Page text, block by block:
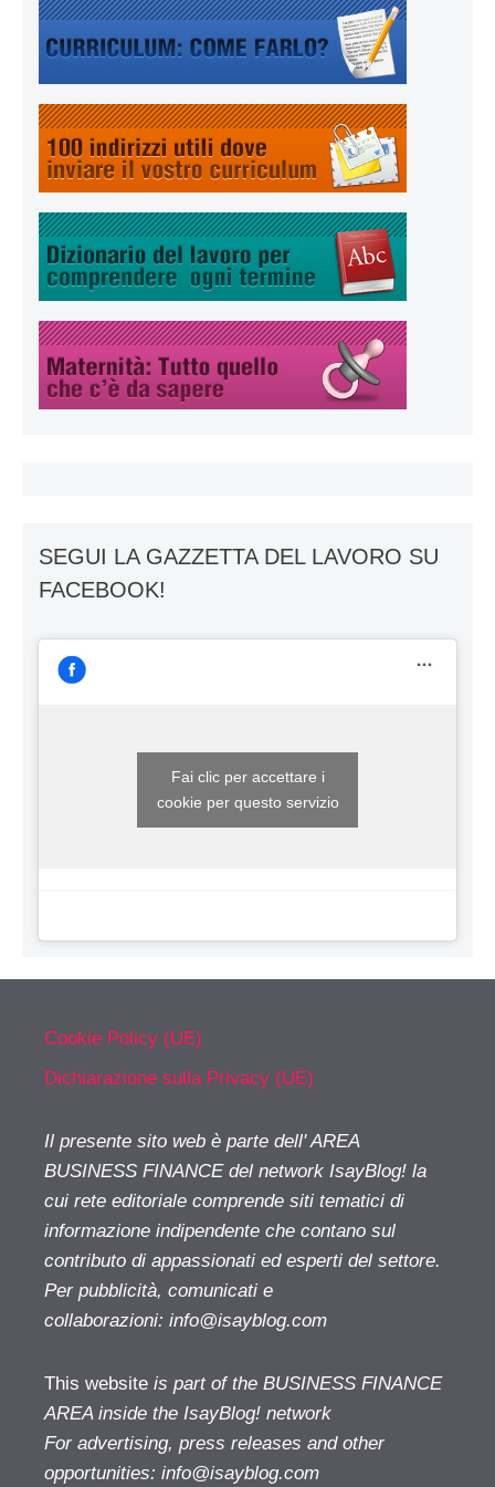
SEGUI LA GAZZETTA DEL LAVORO SU
FACEBOOK!
Fai clic per accettare i
cookie per questo servizio
Cookie Policy (UE)
Dichiarazione sulla Privacy (UE)
Il presente sito web è parte dell' AREA
BUSINESS FINANCE del network IsayBlog! la
cui rete editoriale comprende siti tematici di
informazione indipendente che contano sul
contributo di appassionati ed esperti del settore.
Per pubblicità, comunicati e
collaborazioni: info@isayblog.com
This website is part of the BUSINESS FINANCE
AREA inside the IsayBlog! network
For advertising, press releases and other
opportunities: info@isayblog.com